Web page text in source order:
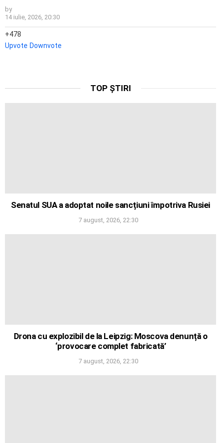
by
14 iulie, 2026, 20:30
478
Upvote Downvote
TOP ȘTIRI
Senatul SUA a adoptat noile sancțiuni împotriva Rusiei
7 august, 2026, 22:30
Drona cu explozibil de la Leipzig: Moscova denunță o
‘provocare complet fabricată’
7 august, 2026, 22:30